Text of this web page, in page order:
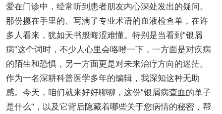
爱在门诊中，经常听到患者朋友内心深处发出的疑问。
那份攥在手里的、写满了专业术语的血液检查单，在许
多人看来，犹如天书般晦涩难懂。特别是当看到“银屑
病”这个词时，不少人心里会咯噔一下，一方面是对疾病
的陌生和恐惧，另一方面更是对未来治疗方向的迷茫。
作为一名深耕科普医学多年的编辑，我深知这种无助
感。今天，咱们就来好好聊聊，这份“银屑病查血的单子
是什么”，以及它背后隐藏着哪些关于您病情的秘密，帮